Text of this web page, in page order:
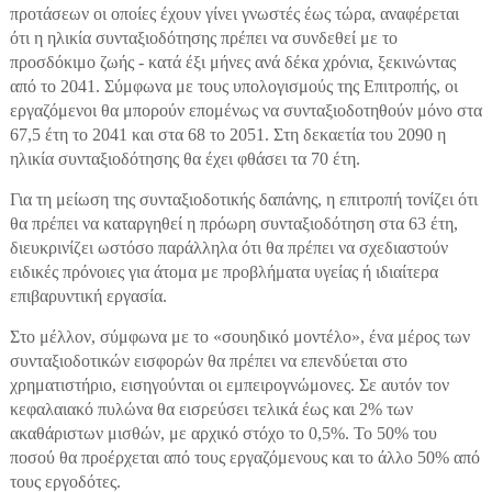
προτάσεων οι οποίες έχουν γίνει γνωστές έως τώρα, αναφέρεται
ότι η ηλικία συνταξιοδότησης πρέπει να συνδεθεί με το
προσδόκιμο ζωής - κατά έξι μήνες ανά δέκα χρόνια, ξεκινώντας
από το 2041. Σύμφωνα με τους υπολογισμούς της Επιτροπής, οι
εργαζόμενοι θα μπορούν επομένως να συνταξιοδοτηθούν μόνο στα
67,5 έτη το 2041 και στα 68 το 2051. Στη δεκαετία του 2090 η
ηλικία συνταξιοδότησης θα έχει φθάσει τα 70 έτη.
Για τη μείωση της συνταξιοδοτικής δαπάνης, η επιτροπή τονίζει ότι
θα πρέπει να καταργηθεί η πρόωρη συνταξιοδότηση στα 63 έτη,
διευκρινίζει ωστόσο παράλληλα ότι θα πρέπει να σχεδιαστούν
ειδικές πρόνοιες για άτομα με προβλήματα υγείας ή ιδιαίτερα
επιβαρυντική εργασία.
Στο μέλλον, σύμφωνα με το «σουηδικό μοντέλο», ένα μέρος των
συνταξιοδοτικών εισφορών θα πρέπει να επενδύεται στο
χρηματιστήριο, εισηγούνται οι εμπειρογνώμονες. Σε αυτόν τον
κεφαλαιακό πυλώνα θα εισρεύσει τελικά έως και 2% των
ακαθάριστων μισθών, με αρχικό στόχο το 0,5%. Το 50% του
ποσού θα προέρχεται από τους εργαζόμενους και το άλλο 50% από
τους εργοδότες.